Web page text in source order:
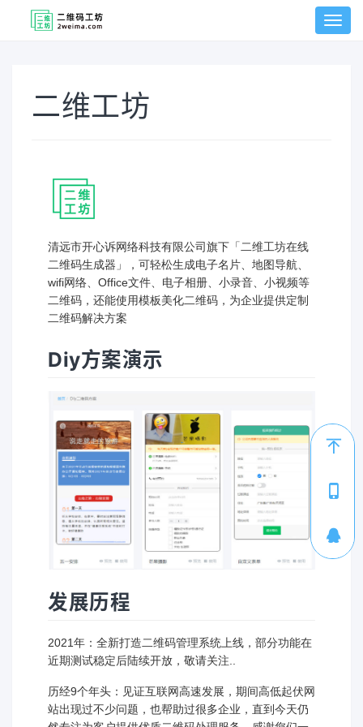
切
二维工坊
清远市开心诉网络科技有限公司旗下「二维工坊在线
二维码生成器」，可轻松生成电子名片、地图导航、
wifi网络、Office文件、电子相册、小录音、小视频等
二维码，还能使用模板美化二维码，为企业提供定制
二维码解决方案
Diy方案演示
发展历程
2021年：全新打造二维码管理系统上线，部分功能在
近期测试稳定后陆续开放，敬请关注..
历经9个年头：见证互联网高速发展，期间高低起伏网
站出现过不少问题，也帮助过很多企业，直到今天仍